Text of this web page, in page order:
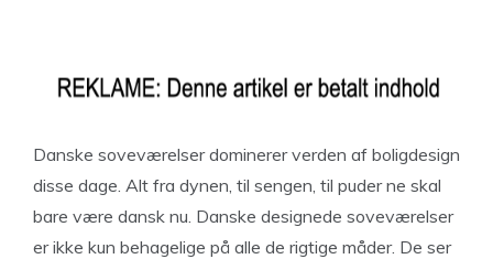
Danske soveværelser dominerer verden af boligdesign
disse dage. Alt fra dynen, til sengen, til puder ne skal
bare være dansk nu. Danske designede soveværelser
er ikke kun behagelige på alle de rigtige måder. De ser